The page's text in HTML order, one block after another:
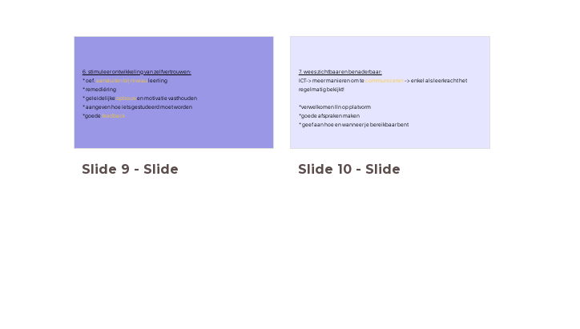
6. stimuleer ontwikkeling van zelfvertrouwen:
* oef. aansluiten bij niveauleerling
* remediëring
* geleidelijkeopbouwen motivatie vasthouden
* aangeven hoe iets gestudeerd moet worden
*goedefeedback
Slide 9 - Slide
7. wees zichtbaar en benaderbaar:
ICT-> meer manieren om tecommuniceren-> enkel als leerkracht het
regelmatig bekijkt!
*verwelkomen lln op platvorm
*goede afspraken maken
* geef aan hoe en wanneer je bereikbaar bent
Slide 10 - Slide